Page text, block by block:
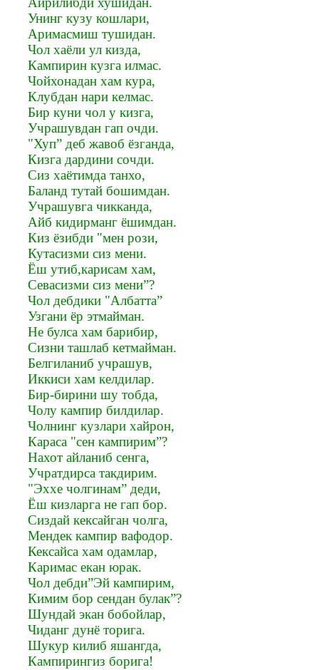
Унинг кузу кошлари,
Аримасмиш тушидан.
Чол хаёли ул кизда,
Кампирин кузга илмас.
Чойхонадан хам кура,
Клубдан нари келмас.
Бир куни чол у кизга,
Учрашувдан гап очди.
"Хуп” деб жавоб ёзганда,
Кизга дардини сочди.
Сиз хаётимда танхо,
Баланд тутай бошимдан.
Учрашувга чикканда,
Айб кидирманг ёшимдан.
Киз ёзибди "мен рози,
Кутасизми сиз мени.
Ёш утиб,карисам хам,
Севасизми сиз мени”?
Чол дебдики "Албатта”
Узгани ёр этмайман.
Не булса хам барибир,
Сизни ташлаб кетмайман.
Белгиланиб учрашув,
Иккиси хам келдилар.
Бир-бирини шу тобда,
Чолу кампир билдилар.
Чолнинг кузлари хайрон,
Караса "сен кампирим”?
Нахот айланиб сенга,
Учратдирса такдирим.
"Эххе чолгинам” деди,
Ёш кизларга не гап бор.
Сиздай кексайган чолга,
Мендек кампир вафодор.
Кексайса хам одамлар,
Каримас екан юрак.
Чол дебди”Эй кампирим,
Кимим бор сендан булак”?
Шундай экан бобойлар,
Чиданг дунё торига.
Шукур килиб яшангда,
Кампирингиз борига!